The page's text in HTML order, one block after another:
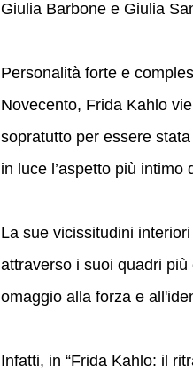
Giulia Barbone e Giulia
Personalità forte e
Novecento, Frida Kahlo
sopratutto per essere
in luce l’aspetto più intimo
La sue vicissitudini
attraverso i suoi quadri
omaggio alla forza e
Infatti, in “Frida Kahlo: il